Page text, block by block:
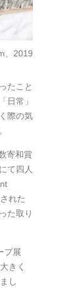
、2019
たこと
日常」
際の気
寄和賞
て四人
れた
た取り
プ展
きく
し